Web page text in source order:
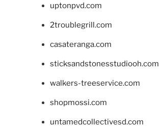
uptonpvd.com
2troublegrill.com
casateranga.com
sticksandstonesstudiooh.com
walkers-treeservice.com
shopmossi.com
untamedcollectivesd.com